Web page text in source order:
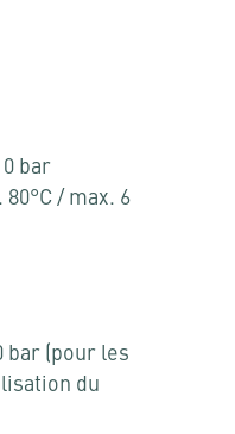
bar
/ max. 6
bar (pour les
du